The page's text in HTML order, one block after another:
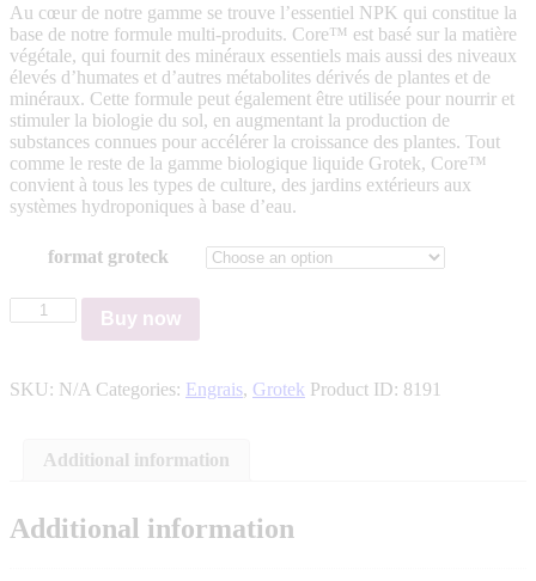
Au cœur de notre gamme se trouve l’essentiel NPK qui constitue la
base de notre formule multi-produits. Core™ est basé sur la matière
végétale, qui fournit des minéraux essentiels mais aussi des niveaux
élevés d’humates et d’autres métabolites dérivés de plantes et de
minéraux. Cette formule peut également être utilisée pour nourrir et
stimuler la biologie du sol, en augmentant la production de
substances connues pour accélérer la croissance des plantes. Tout
comme le reste de la gamme biologique liquide Grotek, Core™
convient à tous les types de culture, des jardins extérieurs aux
systèmes hydroponiques à base d’eau.
format groteck
Grotek
Core
3
Buy now
SKU: N/A Categories: Engrais, Grotek Product ID: 8191
Additional information
Additional information